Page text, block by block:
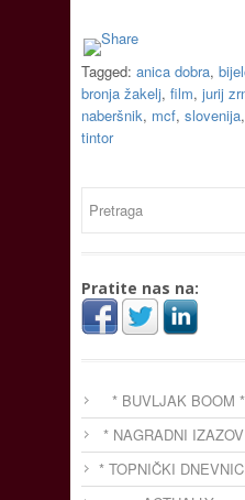
Tagged: anica dobra,
bronja žakelj, film, jurij
naberšnik, mcf, slovenija,
tintor
Pratite nas na:
* BUVLJAK BOOM *
* NAGRADNI
* TOPNIČKI